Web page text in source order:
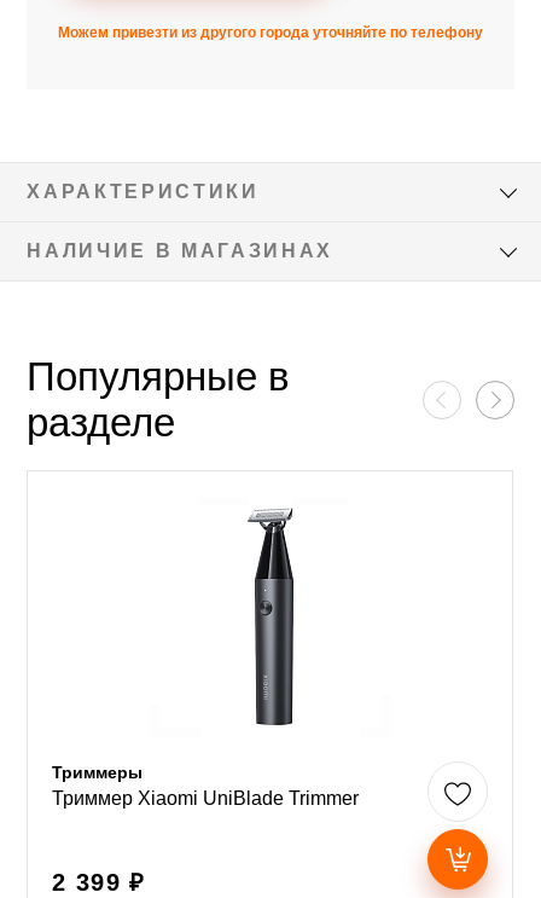
Можем привезти из другого города уточняйте по телефону
ХАРАКТЕРИСТИКИ
НАЛИЧИЕ В МАГАЗИНАХ
Популярные в
разделе
Триммеры
Триммер Xiaomi UniBlade Trimmer
2 399 ₽